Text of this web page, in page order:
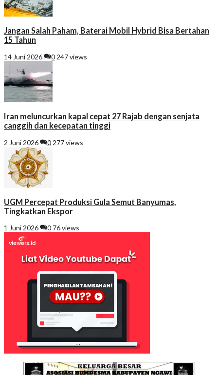
Jangan Salah Paham, Baterai Mobil Hybrid Bisa Bertahan
15 Tahun
14 Juni 2026 0 247 views
Iran meluncurkan kapal cepat 27 Rajab dengan senjata
canggih dan kecepatan tinggi
2 Juni 2026 0 277 views
UGM Percepat Produksi Gula Semut Banyumas,
Tingkatkan Ekspor
1 Juni 2026 0 76 views